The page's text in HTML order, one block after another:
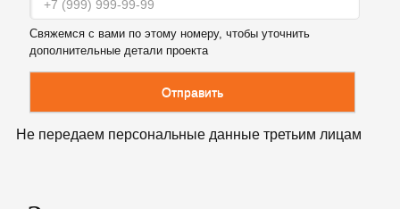
Свяжемся с вами по этому номеру, чтобы уточнить
дополнительные детали проекта
Отправить
Не передаем персональные данные третьим лицам